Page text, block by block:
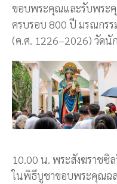
ขอบพระคุณและรับพระ
ครบรอบ 800 ปี มรณกร
(ค.ศ. 1226–2026) วัดนั
10.00 น. พระสังฆราชซิ
ในพิธีบูชาขอบพระคุณฉ